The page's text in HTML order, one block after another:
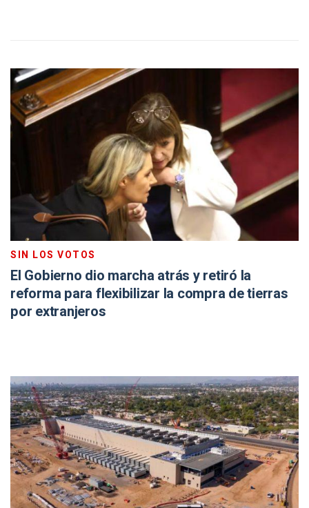
SIN LOS VOTOS
El Gobierno dio marcha atrás y retiró la
reforma para flexibilizar la compra de tierras
por extranjeros